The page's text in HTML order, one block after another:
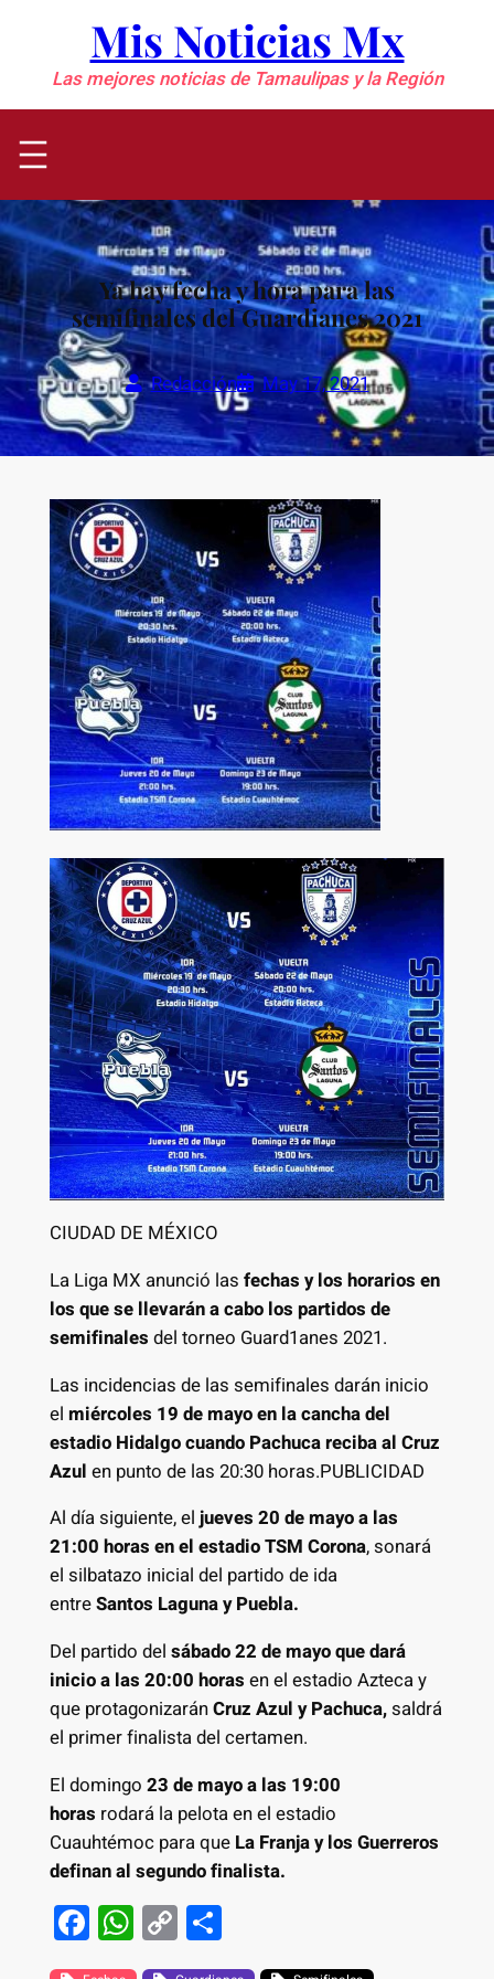
contenido
Mis Noticias Mx
Las mejores noticias de Tamaulipas y la Región
Ya hay fecha y hora para las
semifinales del Guardianes 2021
Redacción May 17, 2021
CIUDAD DE MÉXICO
La Liga MX anunció las fechas y los horarios en
los que se llevarán a cabo los partidos de
semifinales del torneo Guard1anes 2021.
Las incidencias de las semifinales darán inicio
el miércoles 19 de mayo en la cancha del
estadio Hidalgo cuando Pachuca reciba al Cruz
Azul en punto de las 20:30 horas.PUBLICIDAD
Al día siguiente, eljueves 20 de mayo a las
21:00 horas en el estadio TSM Corona, sonará
el silbatazo inicial del partido de ida
entreSantos Laguna y Puebla.
Del partido del sábado 22 de mayo que dará
inicio a las 20:00 horas en el estadio Azteca y
que protagonizaránCruz Azul y Pachuca,saldrá
el primer finalista del certamen.
El domingo 23 de mayo a las 19:00
horas rodará la pelota en el estadio
Cuauhtémoc para que La Franja y los Guerreros
definan al segundo finalista.
F
a
W
h
C
o
S
h